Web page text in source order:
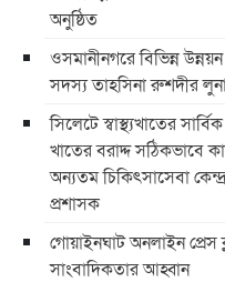
অনুষ্ঠিত
ওসমানীনগরে বিভিন্ন
সদস্য তাহসিনা রুশদীর
সিলেটে স্বাস্থ্যখাতের
খাতের বরাদ্দ সঠিকভাবে
অন্যতম চিকিৎসাসেবা
প্রশাসক
​গোয়াইনঘাট অনলাইন প্রেস
সাংবাদিকতার আহ্বান